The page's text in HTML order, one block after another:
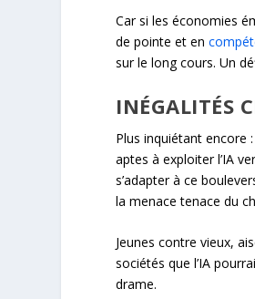
Car si les économies
de pointe et en
sur le long cours. Un
INÉGALITÉS
Plus inquiétant encore
aptes à exploiter l’IA
s’adapter à ce
la menace tenace du
Jeunes contre vieux,
sociétés que l’IA
drame.